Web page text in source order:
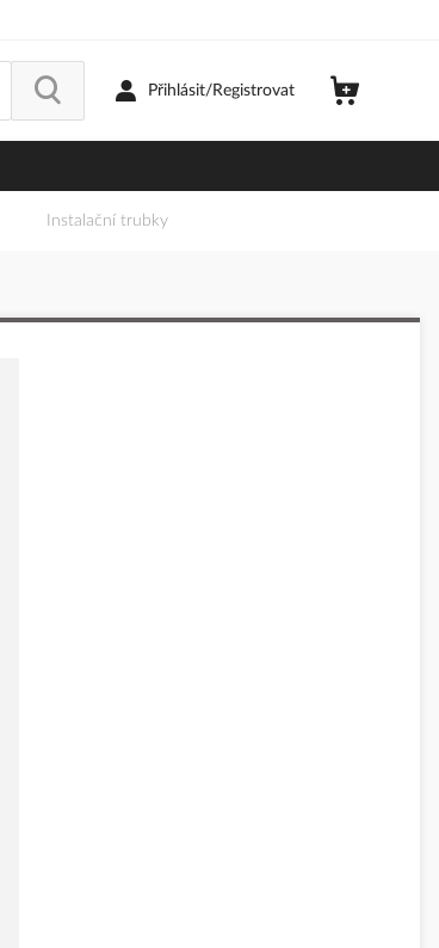
Přihlásit/Registrovat
Instalační trubky